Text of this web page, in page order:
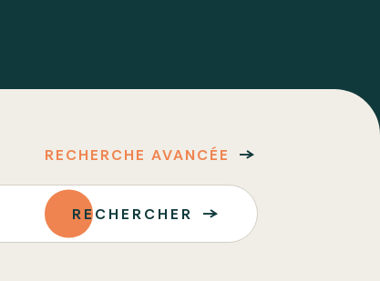
RECHERCHE AVANCÉE
RECHERCHER